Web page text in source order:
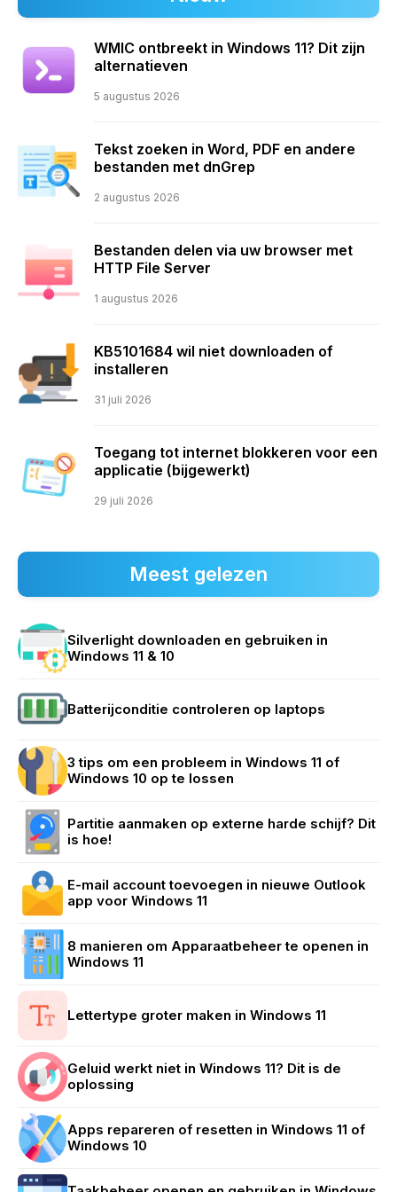
WMIC ontbreekt in Windows 11? Dit zijn
alternatieven
5 augustus 2026
Tekst zoeken in Word, PDF en andere
bestanden met dnGrep
2 augustus 2026
Bestanden delen via uw browser met
HTTP File Server
1 augustus 2026
KB5101684 wil niet downloaden of
installeren
31 juli 2026
Toegang tot internet blokkeren voor een
applicatie (bijgewerkt)
29 juli 2026
Meest gelezen
Silverlight downloaden en gebruiken in
Windows 11 & 10
Batterijconditie controleren op laptops
3 tips om een probleem in Windows 11 of
Windows 10 op te lossen
Partitie aanmaken op externe harde schijf? Dit
is hoe!
E-mail account toevoegen in nieuwe Outlook
app voor Windows 11
8 manieren om Apparaatbeheer te openen in
Windows 11
Lettertype groter maken in Windows 11
Geluid werkt niet in Windows 11? Dit is de
oplossing
Apps repareren of resetten in Windows 11 of
Windows 10